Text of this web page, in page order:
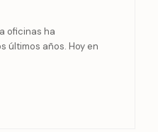
oficinas ha
últimos años. Hoy en